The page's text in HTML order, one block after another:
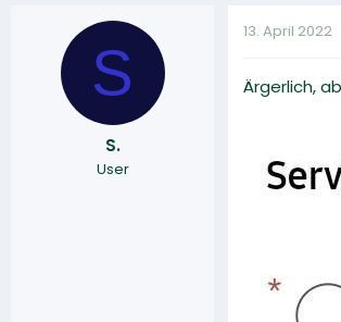
S
S.
User
13. April 2022
Ärgerlich,